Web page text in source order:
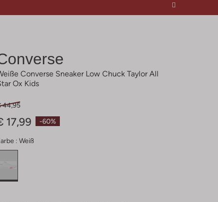
Converse Sneaker Low Chuck Taylor All
Ox Kids
-60%
44,95
17,99
: Weiß